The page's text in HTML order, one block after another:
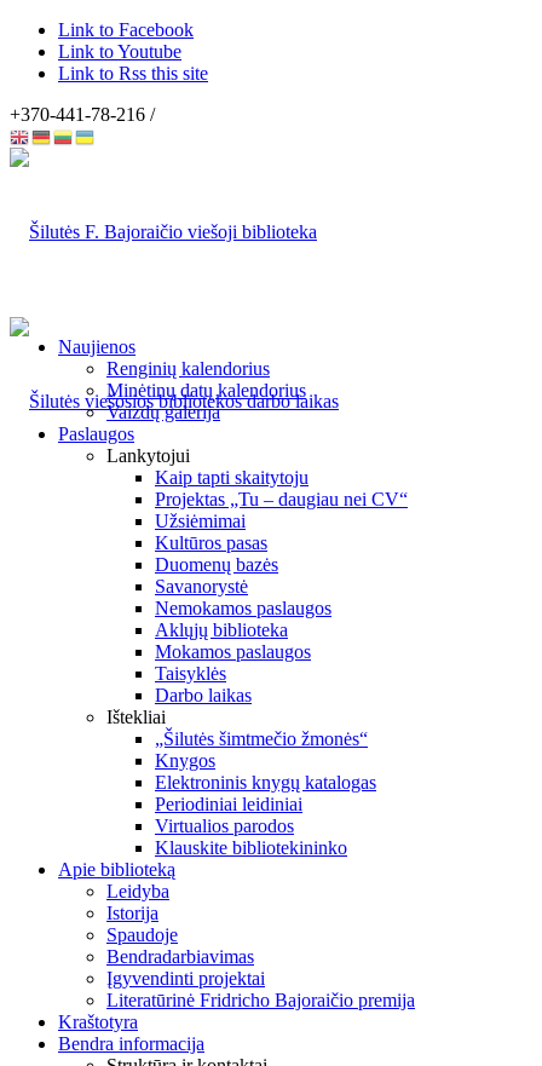
Link to Facebook
Link to Youtube
Link to Rss this site
+370-441-78-216 /
Naujienos
Renginių kalendorius
Minėtinų datų kalendorius
Vaizdų galerija
Paslaugos
Lankytojui
Kaip tapti skaitytoju
Projektas „Tu – daugiau nei CV“
Užsiėmimai
Kultūros pasas
Duomenų bazės
Savanorystė
Nemokamos paslaugos
Aklųjų biblioteka
Mokamos paslaugos
Taisyklės
Darbo laikas
Ištekliai
„Šilutės šimtmečio žmonės“
Knygos
Elektroninis knygų katalogas
Periodiniai leidiniai
Virtualios parodos
Klauskite bibliotekininko
Apie biblioteką
Leidyba
Istorija
Spaudoje
Bendradarbiavimas
Įgyvendinti projektai
Literatūrinė Fridricho Bajoraičio premija
Kraštotyra
Bendra informacija